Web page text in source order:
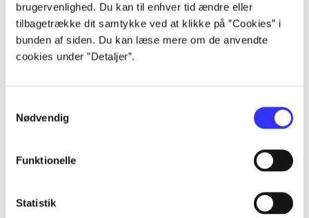
brugervenlighed. Du kan til enhver tid ændre eller
tilbagetrække dit samtykke ved at klikke på ”Cookies” i
bunden af siden. Du kan læse mere om de anvendte
cookies under ”Detaljer”.
Nødvendig
Funktionelle
Statistik
Udgivet i undefined. Værkerne er grupperet efter ældste registrerede
Udgivet i undefined
Værkerne er grupperet efter ældste registrerede
Udgivet i undefined. Værkerne er grupperet efter ældste registrerede